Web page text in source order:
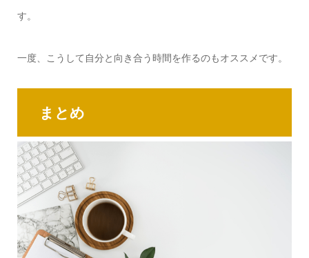
す。
一度、こうして自分と向き合う時間を作るのもオススメです。
まとめ